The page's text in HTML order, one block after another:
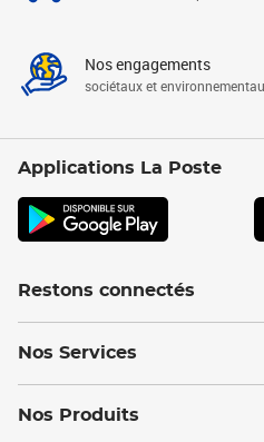
Nos engagements
sociétaux et
Applications La Poste
Restons connectés
Nos Services
Nos Produits